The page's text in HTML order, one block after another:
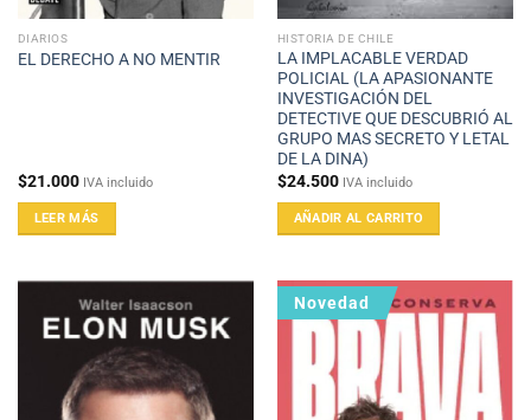
DIARIOS
EL DERECHO A NO MENTIR
$21.000 IVA incluido
LEER MÁS
HISTORIA DE CHILE
LA IMPLACABLE VERDAD
POLICIAL (LA APASIONANTE
INVESTIGACIÓN DEL
DETECTIVE QUE DESCUBRIÓ AL
GRUPO MAS SECRETO Y LETAL
DE LA DINA)
$24.500 IVA incluido
AÑADIR AL CARRITO
Novedad